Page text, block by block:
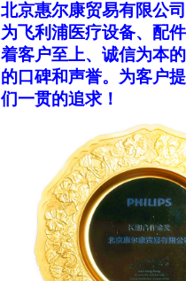
北京惠尔康贸易有限公
为飞利浦医疗设备、配
着客户至上、诚信为本
的口碑和声誉。为客户
们一贯的追求！